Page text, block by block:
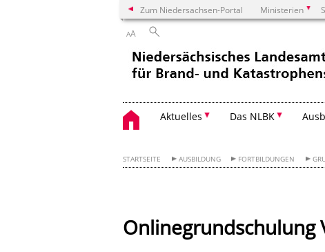
Zum Niedersachsen-Portal Ministerien
AA
Aktuelles Das NLBK
STARTSEITE AUSBILDUNG FORTBILDUNGEN